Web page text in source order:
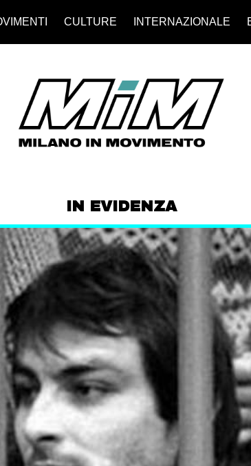
CULTURE INTERNAZIONALE
IN EVIDENZA